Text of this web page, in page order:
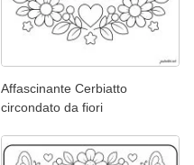
Affascinante Cerbiatto
circondato da fiori